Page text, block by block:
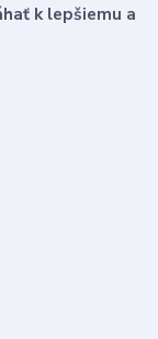
k lepšiemu a